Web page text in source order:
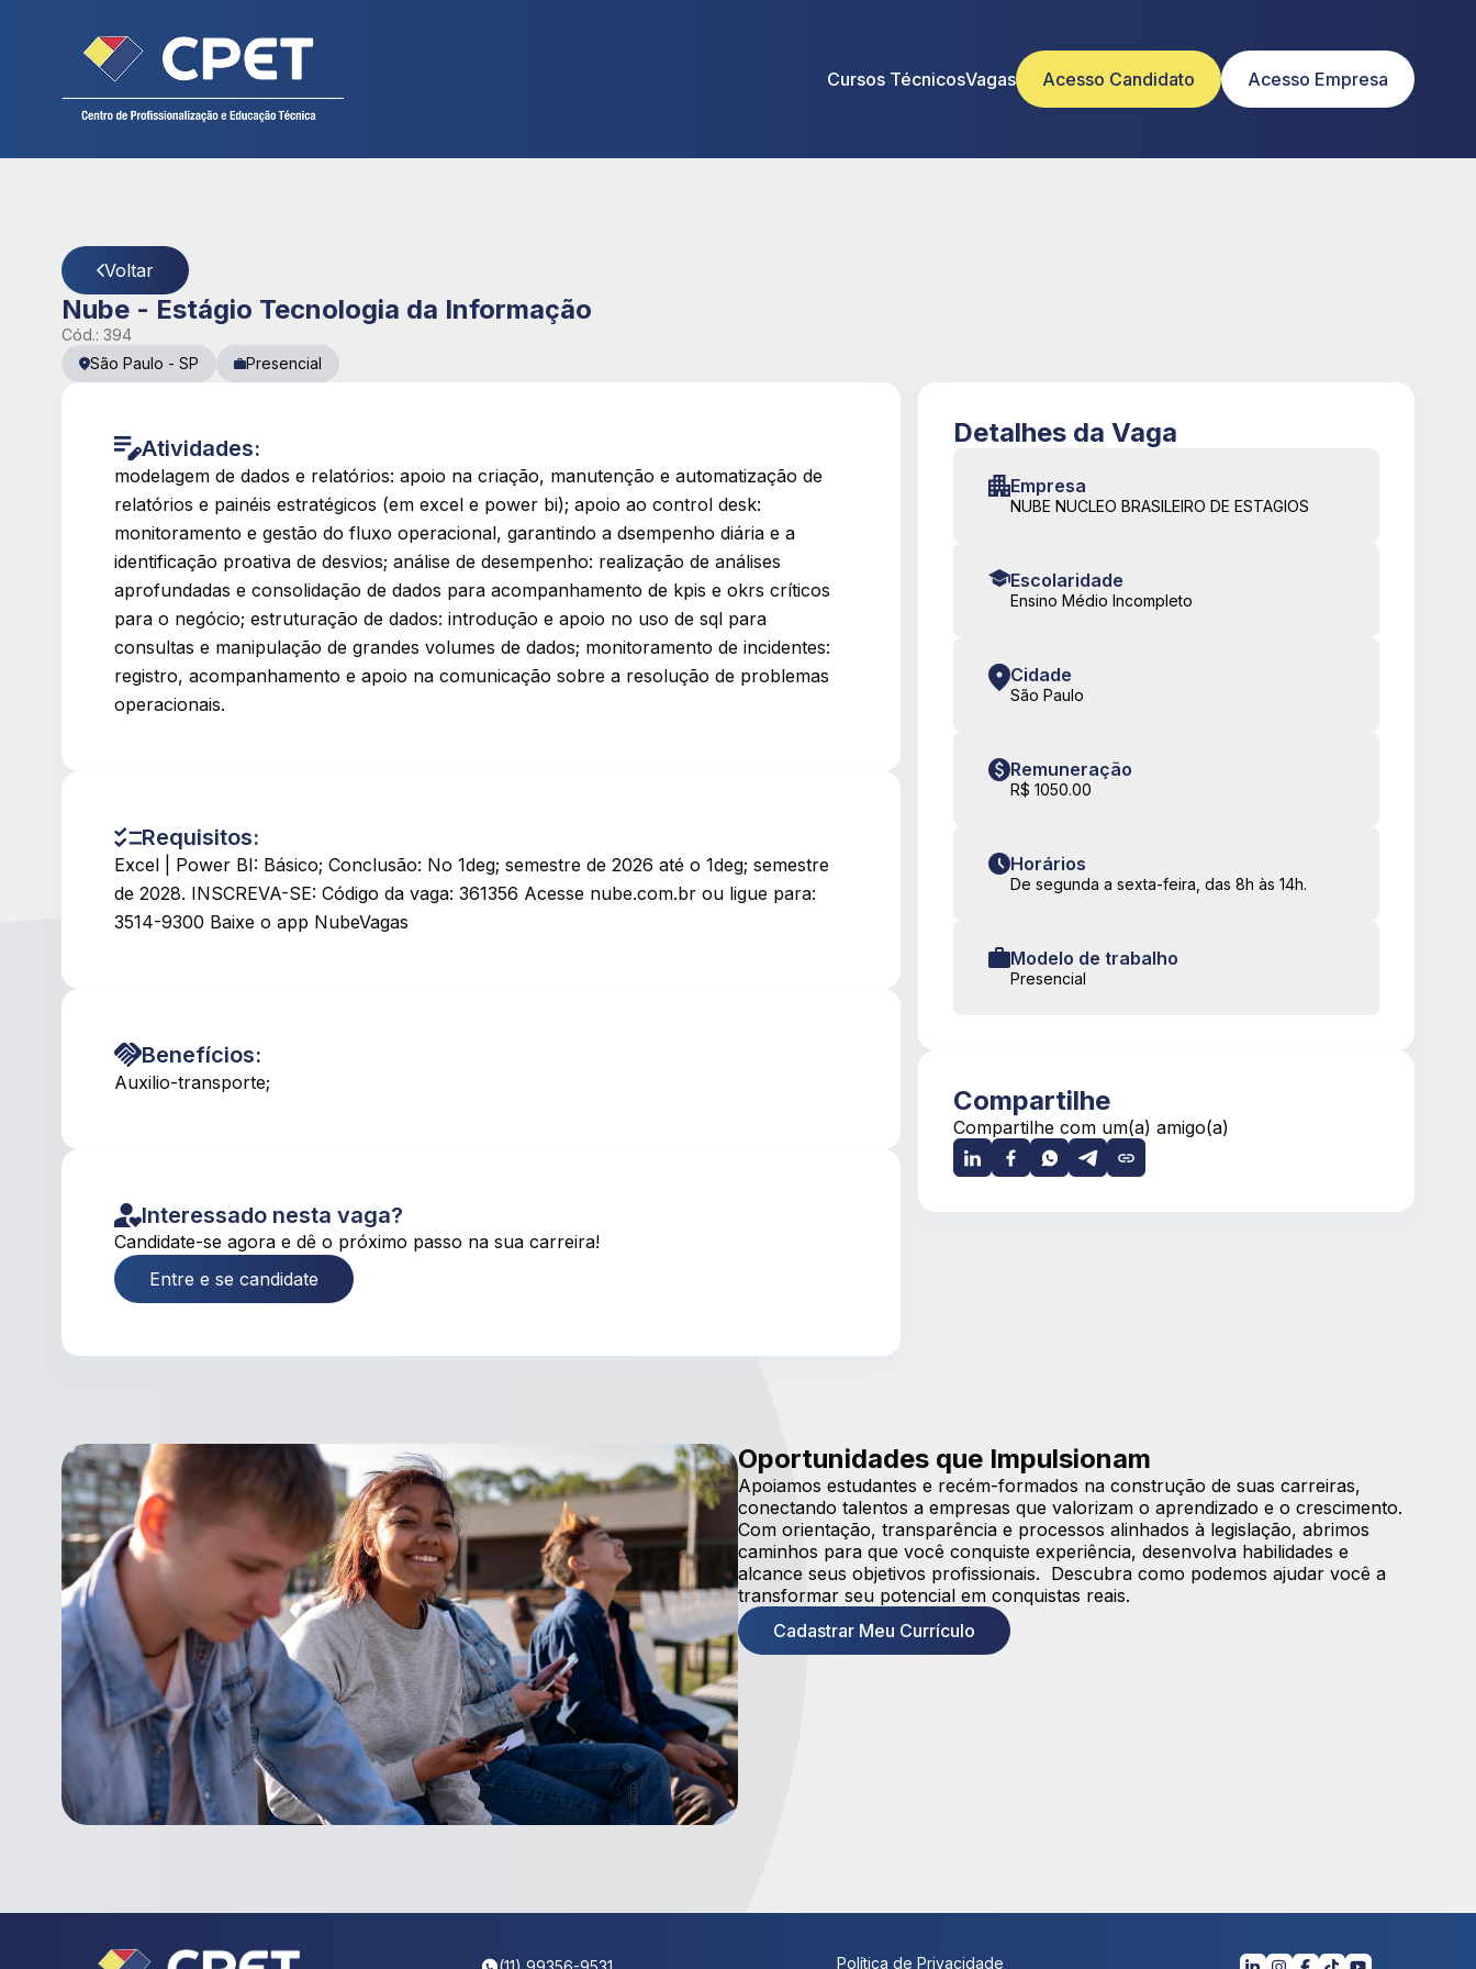
Cursos TécnicosVagas Acesso Candidato Acesso Empresa
Cadastre seu currículo
Voltar
Nube - Estágio Tecnologia da Informação
Cód.: 394
São Paulo - SP Presencial
Atividades:
modelagem de dados e relatórios: apoio na criação, manutenção e automatização de
relatórios e painéis estratégicos (em excel e power bi); apoio ao control desk:
monitoramento e gestão do fluxo operacional, garantindo a dsempenho diária e a
identificação proativa de desvios; análise de desempenho: realização de análises
aprofundadas e consolidação de dados para acompanhamento de kpis e okrs críticos
para o negócio; estruturação de dados: introdução e apoio no uso de sql para
consultas e manipulação de grandes volumes de dados; monitoramento de incidentes:
registro, acompanhamento e apoio na comunicação sobre a resolução de problemas
operacionais.
Requisitos:
Excel | Power BI: Básico; Conclusão: No 1deg; semestre de 2026 até o 1deg; semestre
de 2028. INSCREVA-SE: Código da vaga: 361356 Acesse nube.com.br ou ligue para:
3514-9300 Baixe o app NubeVagas
Benefícios:
Auxilio-transporte;
Interessado nesta vaga?
Candidate-se agora e dê o próximo passo na sua carreira!
Entre e se candidate
Detalhes da Vaga
Empresa
NUBE NUCLEO BRASILEIRO DE ESTAGIOS
Escolaridade
Ensino Médio Incompleto
Cidade
São Paulo
Remuneração
R$ 1050.00
Horários
De segunda a sexta-feira, das 8h às 14h.
Modelo de trabalho
Presencial
Compartilhe
Compartilhe com um(a) amigo(a)
Oportunidades que Impulsionam
Apoiamos estudantes e recém-formados na construção de suas carreiras,
conectando talentos a empresas que valorizam o aprendizado e o crescimento.
Com orientação, transparência e processos alinhados à legislação, abrimos
caminhos para que você conquiste experiência, desenvolva habilidades e
alcance seus objetivos profissionais. Descubra como podemos ajudar você a
transformar seu potencial em conquistas reais.
Cadastrar Meu Currículo
Política de Privacidade